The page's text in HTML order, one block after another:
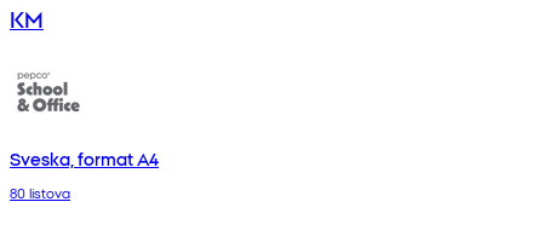
KM
Sveska, format A4
80 listova